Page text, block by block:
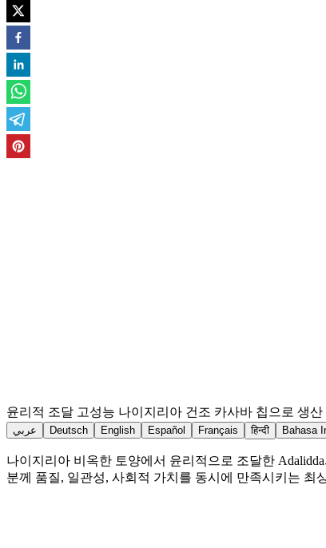
윤리적 조달 고성능 나이지리아 건조 카사바 칩으로 생
عربي Deutsch English Español Français हिन्दी Bahasa
나이지리아 비옥한 토양에서 윤리적으로 조달한
분께 품질, 일관성, 사회적 가치를 동시에 만족시키는 최